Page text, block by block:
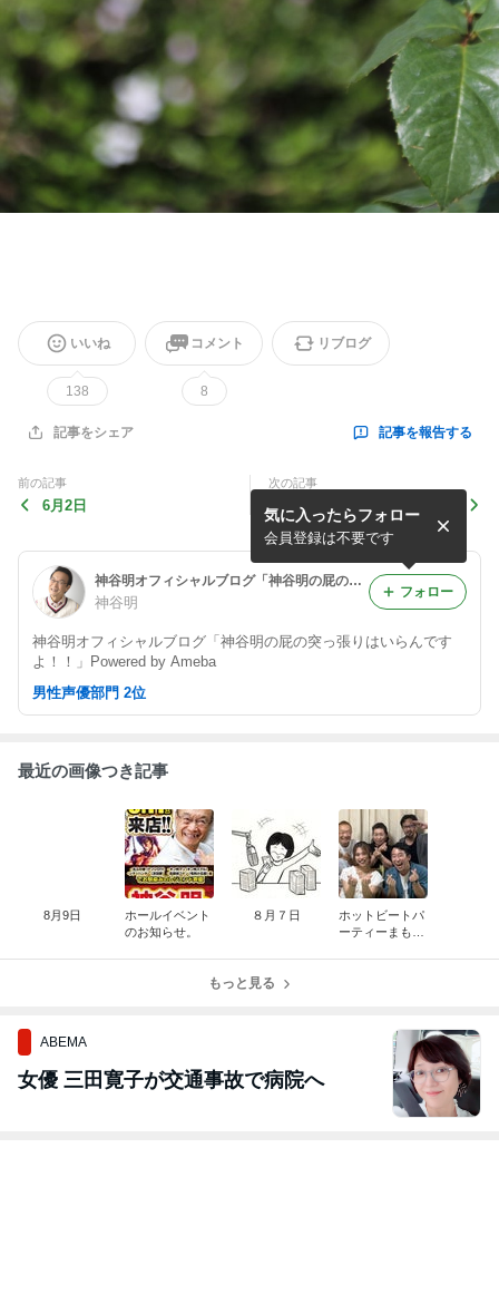
いいね
138
コメント
8
リブログ
記事をシェア 記事を報告する
前の記事
6月2日
次の記事
神谷明オフィシャルブログ「神谷明の屁の突っ張りはいらんですよ！！」Powered by Ameba
神谷明
神谷明オフィシャルブログ「神谷明の屁の突っ張りはいらんです
よ！！」Powered by Ameba
気に入ったらフォロー
会員登録は不要です
フォロー
男性声優部門 2位
最近の画像つき記事
8月9日
ホールイベント
のお知らせ。
８月７日
ホットビートパ
ーティーまもな
もっと見る
ABEMA
女優 三田寛子が交通事故で病院へ